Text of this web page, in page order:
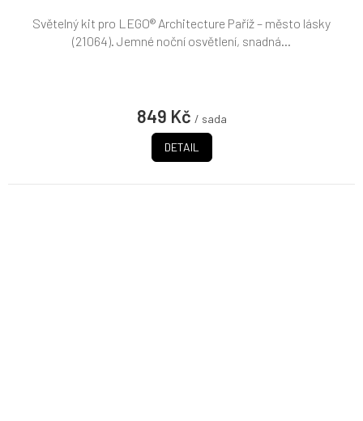
849 Kč / sada
DETAIL
Světelný kit pro LEGO® Architecture Paříž – město lásky
(21064). Jemné noční osvětlení, snadná...